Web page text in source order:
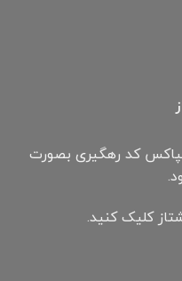
کد رهگیری بصورت
کلیک کنید.